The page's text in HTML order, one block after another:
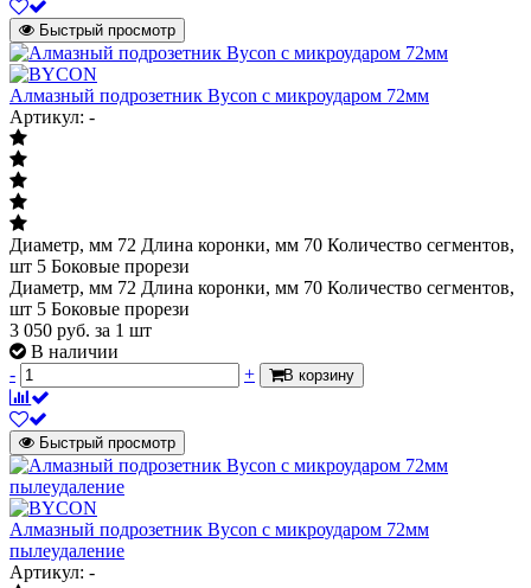
Быстрый просмотр
Алмазный подрозетник Bycon с микроударом 72мм
Артикул: -
Диаметр, мм 72 Длина коронки, мм 70 Количество сегментов,
шт 5 Боковые прорези
Диаметр, мм 72 Длина коронки, мм 70 Количество сегментов,
шт 5 Боковые прорези
3 050 руб. за 1 шт
В наличии
-
+ В корзину
Быстрый просмотр
Алмазный подрозетник Bycon с микроударом 72мм
пылеудаление
Артикул: -